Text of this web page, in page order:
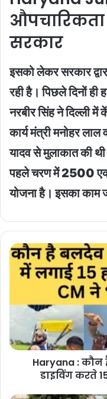
सरकार
इसको लेकर सरकार
रही है। पिछले दिनों ही
नरबीर सिंह ने दिल्ली
कार्य मंत्री मनोहर
यादव से मुलाकात की
पहले चरण में 2500
योजना है। इसका काम
Haryana
कौन
सिंह,
स्काई
Haryana : कौन
डाइविंग करते